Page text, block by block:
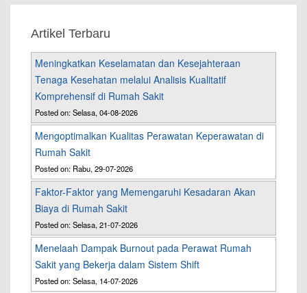
Artikel Terbaru
Meningkatkan Keselamatan dan Kesejahteraan
Tenaga Kesehatan melalui Analisis Kualitatif
Komprehensif di Rumah Sakit
Posted on: Selasa, 04-08-2026
Mengoptimalkan Kualitas Perawatan Keperawatan di
Rumah Sakit
Posted on: Rabu, 29-07-2026
Faktor-Faktor yang Memengaruhi Kesadaran Akan
Biaya di Rumah Sakit
Posted on: Selasa, 21-07-2026
Menelaah Dampak Burnout pada Perawat Rumah
Sakit yang Bekerja dalam Sistem Shift
Posted on: Selasa, 14-07-2026